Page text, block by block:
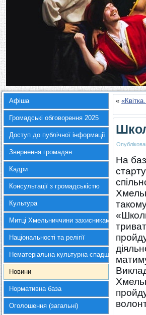
Афіша
Громадські обговорення 2025
Доступ до публічної інформації
Звернення громадян
Кадри
Консультації з громадськістю
Культура
Митці Хмельниччини захисникам України
Національності та релігії
Нематеріальна культурна спадщина
Новини
Нормативна база
Оголошення (загальні)
«
На